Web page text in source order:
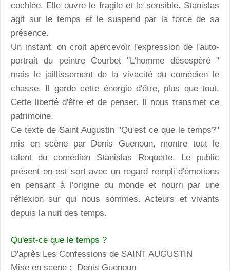
cochlée. Elle ouvre le fragile et le sensible. Stanislas
agit sur le temps et le suspend par la force de sa
présence.
Un instant, on croit apercevoir l'expression de l'auto-
portrait du peintre Courbet "L'homme désespéré "
mais le jaillissement de la vivacité du comédien le
chasse. Il garde cette énergie d'être, plus que tout.
Cette liberté d'être et de penser. Il nous transmet ce
patrimoine.
Ce texte de Saint Augustin "Qu'est ce que le temps?"
mis en scène par Denis Guenoun, montre tout le
talent du comédien Stanislas Roquette. Le public
présent en est sort avec un regard rempli d'émotions
en pensant à l'origine du monde et nourri par une
réflexion sur qui nous sommes. Acteurs et vivants
depuis la nuit des temps.
Qu'est-ce que le temps ?
D'après Les Confessions de SAINT AUGUSTIN
Mise en scène : Denis Guenoun